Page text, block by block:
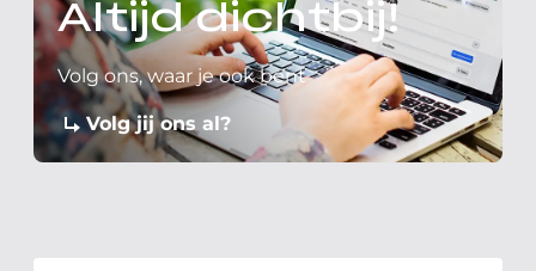
Altijd dichtbij!
Volg ons, waar je ook bent
Volg jij ons al?